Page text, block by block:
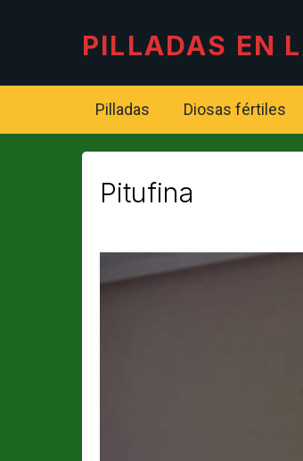
PILLADAS EN
Pilladas Diosas fértiles
Pitufina